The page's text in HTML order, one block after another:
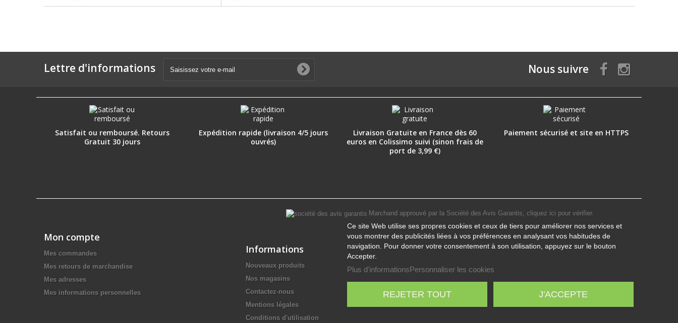
Lettre d'informations Nous suivre
Satisfait ou remboursé. Retours
Gratuit 30 jours
Expédition rapide (livraison 4/5 jours
ouvrés)
Livraison Gratuite en France dès 60
euros en Colissimo suivi (sinon frais de
port de 3,99 €)
Paiement sécurisé et site en HTTPS
Mon compte
Mes commandes
Mes retours de marchandise
Mes adresses
Mes informations personnelles
Marchand approuvé par la Société des Avis Garantis, cliquez ici pour vérifier.
Informations
Nouveaux produits
Nos magasins
Contactez-nous
Mentions légales
Conditions d'utilisation
Ce site Web utilise ses propres cookies et ceux de tiers pour améliorer nos services et
vous montrer des publicités liées à vos préférences en analysant vos habitudes de
navigation. Pour donner votre consentement à son utilisation, appuyez sur le bouton
Accepter.
Plus d'informationsPersonnaliser les cookies
REJETER TOUT J'ACCEPTE